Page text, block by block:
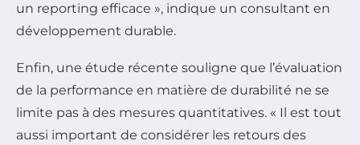
un reporting efficace », indique un consultant en
développement durable.
Enfin, une étude récente souligne que l’évaluation
de la performance en matière de durabilité ne se
limite pas à des mesures quantitatives. « Il est tout
aussi important de considérer les retours des